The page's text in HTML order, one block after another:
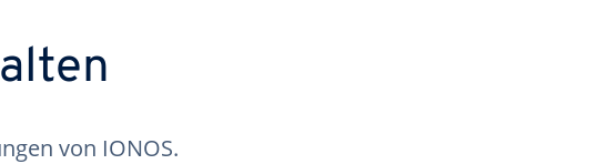
von IONOS.